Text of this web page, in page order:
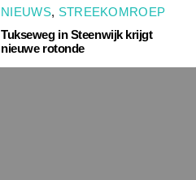
NIEUWS, STREEKOMROEP
Tukseweg in Steenwijk krijgt
nieuwe rotonde